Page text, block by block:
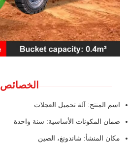
الخصائص:
اسم المنتج: آلة تحميل العجلات
ضمان المكونات الأساسية: سنة واحدة
مكان المنشأ: شاندونغ، الصين